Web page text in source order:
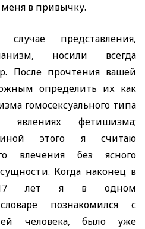
в привычку.
представления,
носили всегда
После прочтения вашей
определить их как
гомосексуального типа
явлениях фетишизма;
этого я считаю
влечения без ясного
Когда наконец в
17 лет я в одном
познакомился с
человека, было уже